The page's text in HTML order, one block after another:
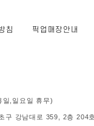
침 픽업매장안내
,일요일 휴무)
강남대로 359, 2층 204호